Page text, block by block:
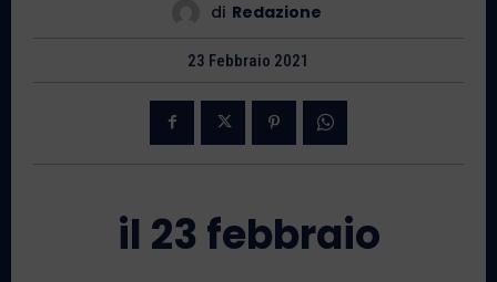
di Redazione
23 Febbraio 2021
il 23 febbraio